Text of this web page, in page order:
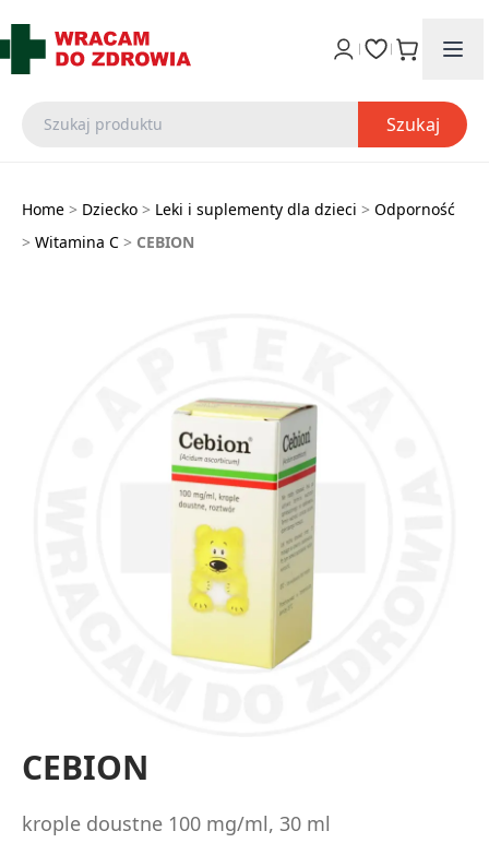
Szukaj
Home > Dziecko > Leki i suplementy dla dzieci > Odporność
> Witamina C > CEBION
CEBION
krople doustne 100 mg/ml, 30 ml